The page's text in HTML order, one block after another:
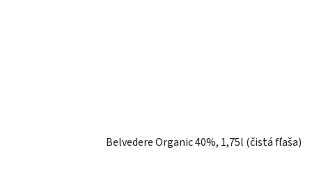
Belvedere Organic 40%, 1,75l (čistá fľaša)